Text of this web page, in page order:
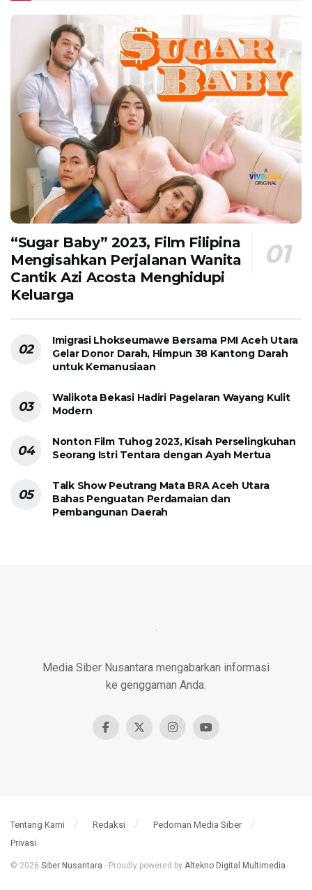
“Sugar Baby” 2023, Film Filipina
Mengisahkan Perjalanan Wanita
Cantik Azi Acosta Menghidupi
Keluarga
Imigrasi Lhokseumawe Bersama PMI Aceh Utara
Gelar Donor Darah, Himpun 38 Kantong Darah
untuk Kemanusiaan
Walikota Bekasi Hadiri Pagelaran Wayang Kulit
Modern
Nonton Film Tuhog 2023, Kisah Perselingkuhan
Seorang Istri Tentara dengan Ayah Mertua
Talk Show Peutrang Mata BRA Aceh Utara
Bahas Penguatan Perdamaian dan
Pembangunan Daerah
Media Siber Nusantara mengabarkan informasi
ke genggaman Anda.
Tentang Kami Redaksi
Pedoman Media Siber
Privasi
© 2026 Siber Nusantara - Proudly powered by Altekno Digital Multimedia.